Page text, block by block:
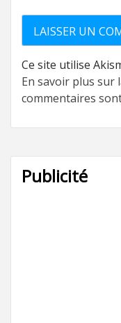
Ce site utilise
En savoir plus sur
commentaires
Publicité